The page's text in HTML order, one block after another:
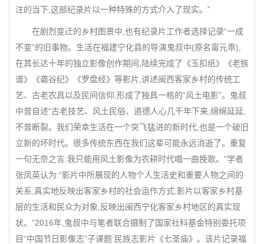
注的当下,这部纪录片以一种特殊的方式介入了现实。”
在剧烈变迁的乡村图景中,也有纪录片工作者选择记录“一成
不变”的旧事物。生活在福建宁化县的导演鬼叔中(原名甯元乖),
在其长达十年的独立影像创作期间,陆续完成了《玉扣纸》《老族
谱》《砻谷纪》《罗盘经》等影片,讲述闽西客家乡村的传统工
艺、古老农具以及民间信仰,形成了独具一格的“风土电影”。鬼叔
中曾自述“古老技艺、风土民俗、道德人心几千年下来,绵绵延延,
不曾断裂。我们荣幸生活在一个突飞猛进的新时代,也是一个破旧
立新的坏时代。很多传统东西在我们这辈可能永远消逝了。重复
一句无奈之言:我只能用风土影像为农耕时代唱一曲挽歌。”学者
张凤英认为:“影片中所展现的人物个人生活史和重要人物之间的
关系,真实地反映出客家乡村的社会运作方式,影片以客家乡村基
层的生活和民众为对象,反映出闽西宁化客家乡村地区的真实现
状。”2016年,鬼叔中与笔者联合摄制了国家社科基金特别委托项
目“中国节日影像志”子课题:民族志影片《七圣庙》。该片记录福